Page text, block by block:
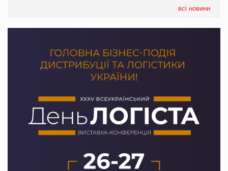
всі новини
EVA.UA запустила кампанію «Хто б знав» про асортимент,